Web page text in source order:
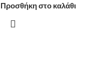
Προσθήκη στο καλάθι